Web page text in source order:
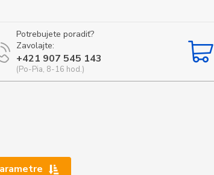
Potrebujete poradiť?
Zavolajte:
+421 907 545 143
(Po-Pia, 8-16 hod.)